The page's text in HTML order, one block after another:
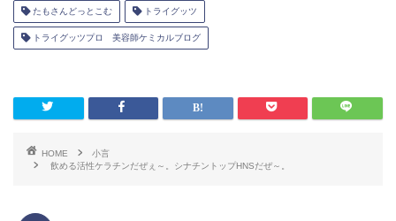
たもさんどっとこむ トライグッツ
トライグッツプロ 美容師ケミカルブログ
HOME
小言
飲める活性ケラチンだぜぇ～。シナチントップHNSだぜ～。